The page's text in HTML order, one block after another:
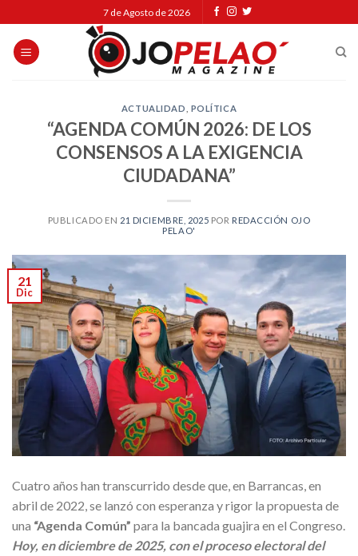
to
content
7 de Agosto de 2026
ACTUALIDAD POLÍTICA
“AGENDA COMÚN 2026: DE LOS
CONSENSOS A LA EXIGENCIA
CIUDADANA”
PUBLICADO EN 21 DICIEMBRE, 2025 POR REDACCIÓN OJO
PELAO'
21
Dic
Cuatro años han transcurrido desde que, en Barrancas, en
abril de 2022, se lanzó con esperanza y rigor la propuesta de
una “Agenda Común” para la bancada guajira en el Congreso.
Hoy, en diciembre de 2025, con el proceso electoral del